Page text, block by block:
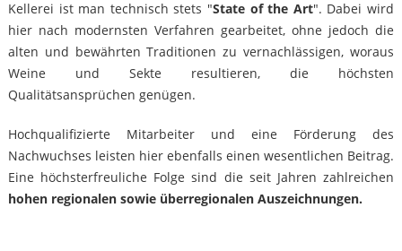
Kellerei ist man technisch stets "State of the Art". Dabei wird
hier nach modernsten Verfahren gearbeitet, ohne jedoch die
alten und bewährten Traditionen zu vernachlässigen, woraus
Weine und Sekte resultieren, die höchsten
Qualitätsansprüchen genügen.
Hochqualifizierte Mitarbeiter und eine Förderung des
Nachwuchses leisten hier ebenfalls einen wesentlichen Beitrag.
Eine höchsterfreuliche Folge sind die seit Jahren zahlreichen
hohen regionalen sowie überregionalen Auszeichnungen.